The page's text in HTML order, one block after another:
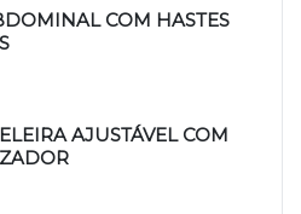
COM HASTES
AJUSTÁVEL COM